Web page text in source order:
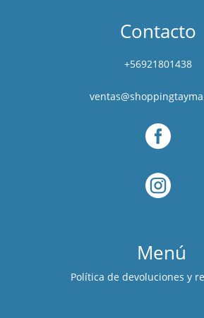
Contacto
+56921801438


Menú
Política de devoluciones y